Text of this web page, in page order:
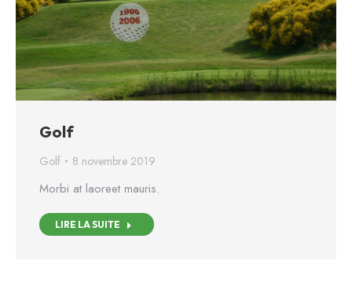
Golf
Golf 8 novembre 2019
Morbi at laoreet mauris.
LIRE LA SUITE